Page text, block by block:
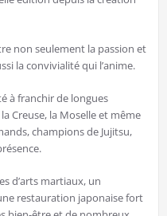
non seulement la passion et
la convivialité qui l’anime.
à franchir de longues
Creuse, la Moselle et même
champions de Jujitsu,
d’arts martiaux, un
restauration japonaise fort